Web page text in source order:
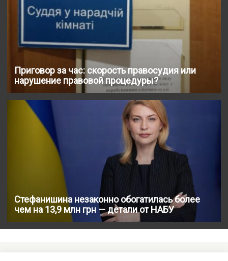
Приговор за час: скорость правосудия или
нарушение правовой процедуры?
Стефанишина незаконно обогатилась более
чем на 13,9 млн грн — детали от НАБУ